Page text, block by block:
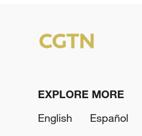
EXPLORE MORE
English
Español